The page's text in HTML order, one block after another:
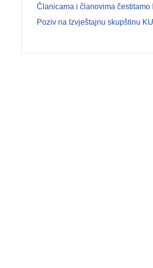
Članicama i članovima
Poziv na Izvještajnu skupštinu